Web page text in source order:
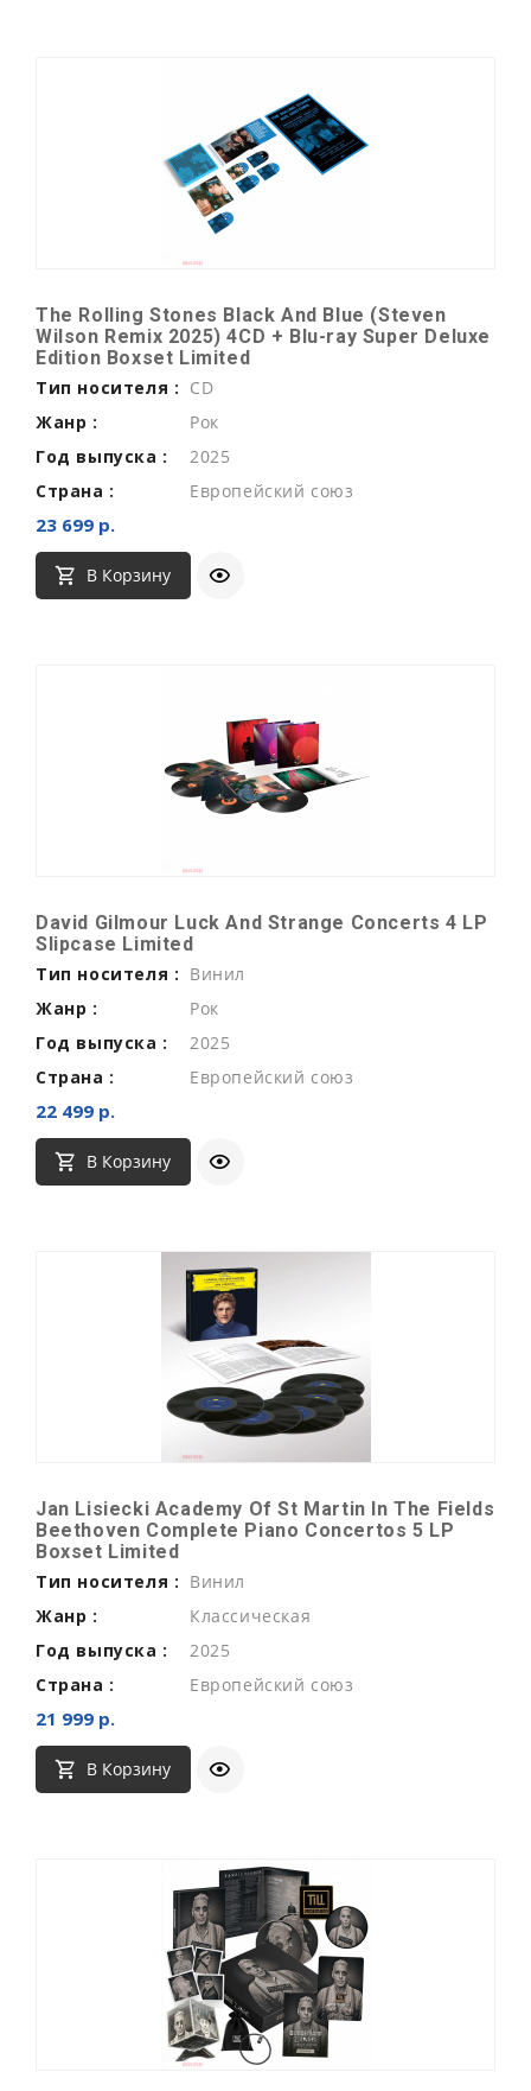
The Rolling Stones Black And Blue (Steven
Wilson Remix 2025) 4CD + Blu-ray Super Deluxe
Edition Boxset Limited
Тип носителя : CD
Жанр :
Рок
Год выпуска :
2025
Страна :
Европейский союз
23 699 р.
В Корзину
David Gilmour Luck And Strange Concerts 4 LP
Slipcase Limited
Тип носителя : Винил
Жанр :
Рок
Год выпуска :
2025
Страна :
Европейский союз
22 499 р.
В Корзину
Jan Lisiecki Academy Of St Martin In The Fields
Beethoven Complete Piano Concertos 5 LP
Boxset Limited
Тип носителя : Винил
Жанр :
Классическая
Год выпуска :
2025
Страна :
Европейский союз
21 999 р.
В Корзину